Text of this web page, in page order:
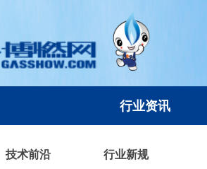
行业资讯
行业资讯
技术前沿 行业新规